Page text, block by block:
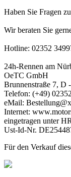
Haben Sie Fragen
Wir beraten Sie
Hotline: 02352
24h-Rennen am
OeTC GmbH
Brunnenstraße 7, D
Telefon: (+49)
eMail:
Internet:
eingetragen unter
Ust-Id-Nr.
Für den Verkauf